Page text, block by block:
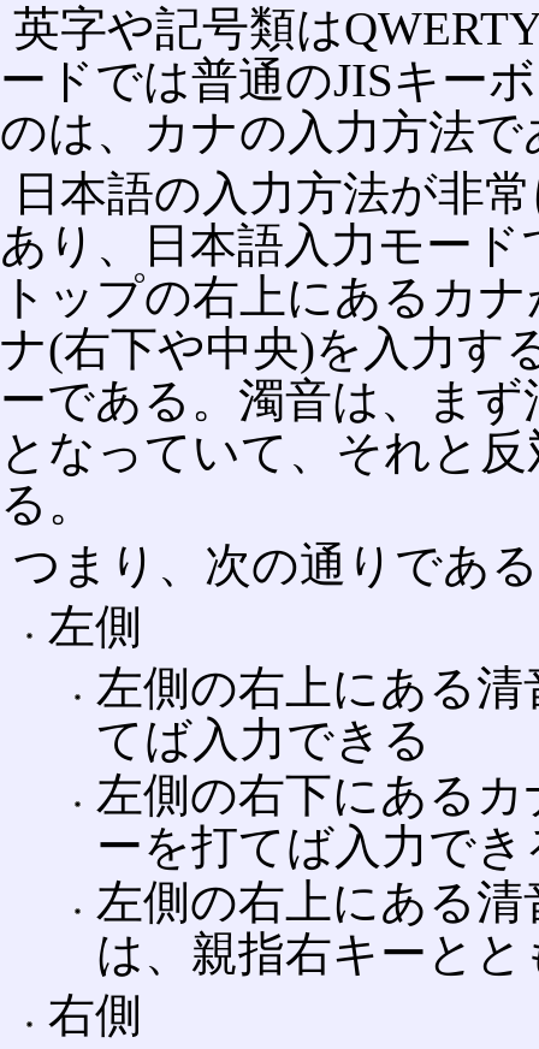
英字や記号類は
ードでは普通のJISキー
のは、カナの入力方法で
日本語の入力方法が非
あり、日本語入力モー
トップの右上にあるカ
ナ(右下や中央)を入力す
ーである。濁音は、ま
となっていて、それと
る。
つまり、次の通りであ
左側
左側の右上にある
てば入力できる
左側の右下にある
ーを打てば入力でき
左側の右上にある
は、親指右キーと
右側